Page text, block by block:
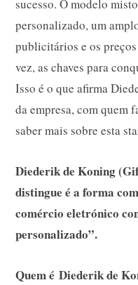
sucesso. O modelo
personalizado, um
publicitários e os
vez, as chaves para
Isso é o que afirma
da empresa, com quem
saber mais sobre esta
Diederik de Koning
distingue é a forma
comércio eletrónico
personalizado”.
Quem é Diederik de